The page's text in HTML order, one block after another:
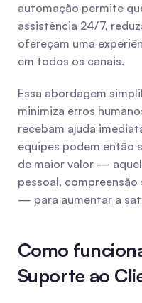
automação permite
assistência 24/7,
ofereçam uma
em todos os canais.
Essa abordagem
minimiza erros
recebam ajuda
equipes podem então
de maior valor —
pessoal,
— para aumentar a
Como
Suporte ao